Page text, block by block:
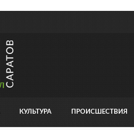
КУЛЬТУРА ПРОИСШЕСТВИЯ